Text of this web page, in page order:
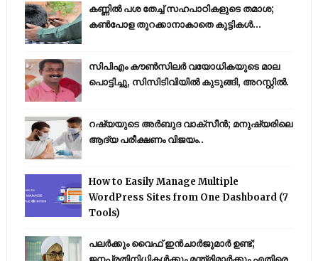
കണ്ണിൽ പശ തേച്ച് സഹപാഠികളുടെ തമാശ;
കൺപോള തുറക്കാനാകാതെ കുട്ടികൾ...
സിപിഎം കൗണ്‍സിലര്‍ വയോധികയുടെ മാല
പൊട്ടിച്ചു, സിസിടിവിയില്‍ കുടുങ്ങി, അറസ്റ്റില്‍.
റഷ്യയുടെ അര്‍ബുദ വാക്‌സീന്‍; മനുഷ്യരിലെ
ആദ്യ പരീക്ഷണം വിജയം..
How to Easily Manage Multiple
WordPress Sites from One Dashboard (7
Tools)
പലർക്കും വൈഫ് ഇൻചാർജുമാർ ഉണ്ട്;